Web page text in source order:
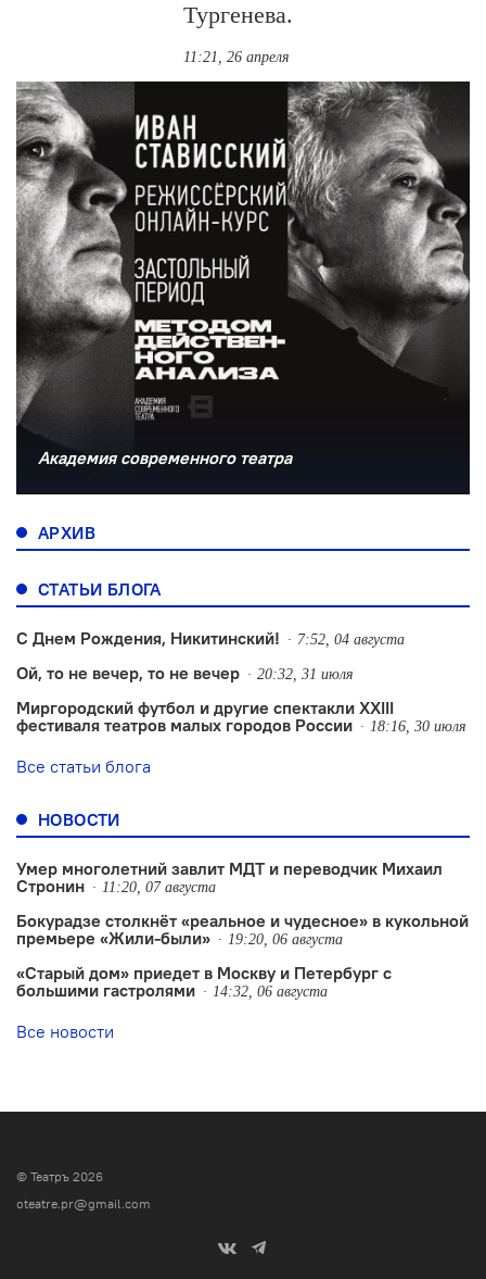
Тургенева.
11:21, 26 апреля
Академия современного театра
АРХИВ
СТАТЬИ БЛОГА
С Днем Рождения, Никитинский! 7:52, 04 августа
Ой, то не вечер, то не вечер 20:32, 31 июля
Миргородский футбол и другие спектакли XXIII
фестиваля театров малых городов России
18:16, 30 июля
Все статьи блога
НОВОСТИ
Умер многолетний завлит МДТ и переводчик Михаил
Стронин
11:20, 07 августа
Бокурадзе столкнëт «реальное и чудесное» в кукольной
премьере «Жили-были»
19:20, 06 августа
«Старый дом» приедет в Москву и Петербург с
большими гастролями
14:32, 06 августа
Все новости
© Театръ 2026
oteatre.pr@gmail.com